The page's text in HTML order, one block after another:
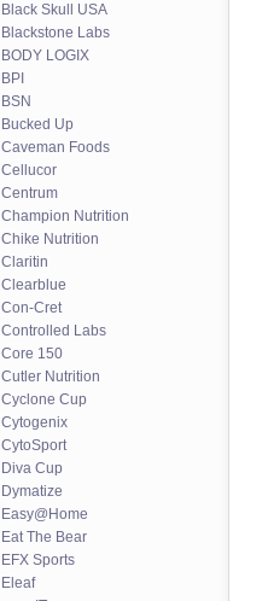
Black Skull USA
Blackstone Labs
BODY LOGIX
BPI
BSN
Bucked Up
Caveman Foods
Cellucor
Centrum
Champion Nutrition
Chike Nutrition
Claritin
Clearblue
Con-Cret
Controlled Labs
Core 150
Cutler Nutrition
Cyclone Cup
Cytogenix
CytoSport
Diva Cup
Dymatize
Easy@Home
Eat The Bear
EFX Sports
Eleaf